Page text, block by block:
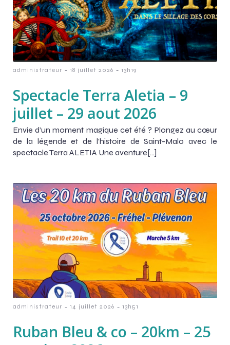
administrateur - 18 juillet 2026 - 13h19
Spectacle Terra Aletia – 9
juillet – 29 aout 2026
Envie d’un moment magique cet été ? Plongez au cœur
de la légende et de l’histoire de Saint-Malo avec le
spectacle Terra ALETIA Une aventure[…]
administrateur - 14 juillet 2026 - 13h51
Ruban Bleu & co – 20km – 25